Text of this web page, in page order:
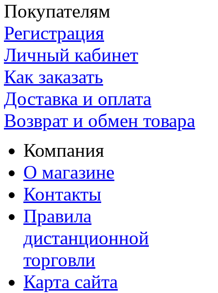
Покупателям
Регистрация
Личный кабинет
Как заказать
Доставка и оплата
Возврат и обмен товара
Компания
О магазине
Контакты
Правила
дистанционной
торговли
Карта сайта